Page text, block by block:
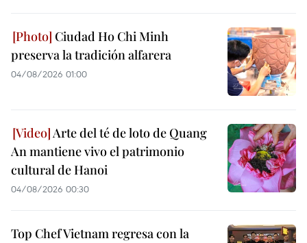
Ciudad Ho Chi Minh
preserva la tradición alfarera
04/08/2026 01:00
Arte del té de loto de Quang
An mantiene vivo el patrimonio
cultural de Hanoi
04/08/2026 00:30
Top Chef Vietnam regresa con la